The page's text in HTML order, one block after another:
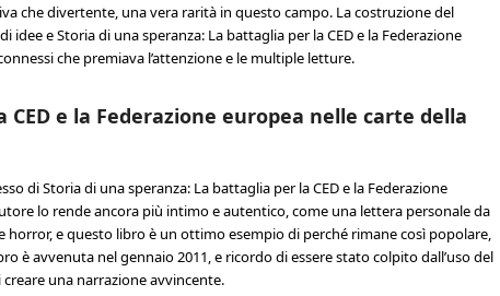
che divertente, una vera rarità in questo campo. La costruzione del
e Storia di una speranza: La battaglia per la CED e la Federazione
che premiava l’attenzione e le multiple letture.
e la Federazione europea nelle carte della
di Storia di una speranza: La battaglia per la CED e la Federazione
lo rende ancora più intimo e autentico, come una lettera personale da
e questo libro è un ottimo esempio di perché rimane così popolare,
è avvenuta nel gennaio 2011, e ricordo di essere stato colpito dall’uso del
una narrazione avvincente.